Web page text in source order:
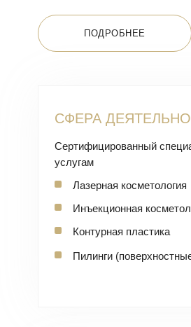
ПОДРОБНЕЕ
СФЕРА
Сертифицированный
услугам
Лазерная косметология
Инъекционная
Контурная пластика
Пилинги